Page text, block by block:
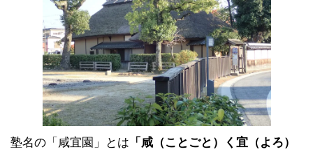
塾名の「咸宜園」とは 「咸（ことごと）く宜（よろ）